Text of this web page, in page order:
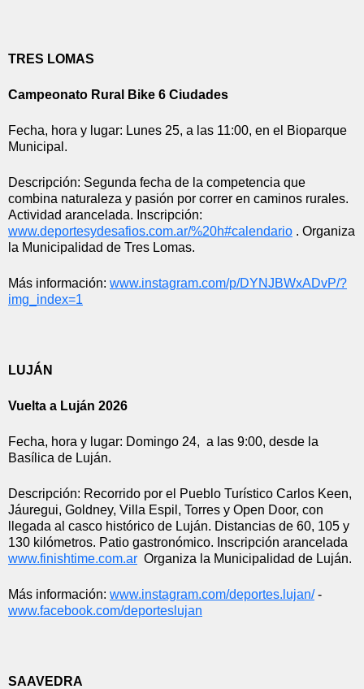
TRES LOMAS
Campeonato Rural Bike 6 Ciudades
Fecha, hora y lugar: Lunes 25, a las 11:00, en el Bioparque
Municipal.
Descripción: Segunda fecha de la competencia que
combina naturaleza y pasión por correr en caminos rurales.
www.deportesydesafios.com.ar/%20h#calendario . Organiza
la Municipalidad de Tres Lomas.
Más información: www.instagram.com/p/DYNJBWxADvP/?
img_index=1
LUJÁN
Vuelta a Luján 2026
Fecha, hora y lugar: Domingo 24,  a las 9:00, desde la
Basílica de Luján.
Descripción: Recorrido por el Pueblo Turístico Carlos Keen,
Jáuregui, Goldney, Villa Espil, Torres y Open Door, con
llegada al casco histórico de Luján. Distancias de 60, 105 y
www.finishtime.com.ar Organiza la Municipalidad de Luján.
Más información: www.instagram.com/deportes. lujan/
www.facebook.com/deporteslujan
SAAVEDRA